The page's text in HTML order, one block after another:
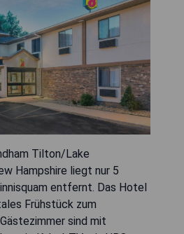
Tilton/Lake
Hampshire liegt nur 5
entfernt. Das Hotel
Frühstück zum
sind mit